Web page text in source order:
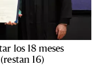
los 18 meses
16)